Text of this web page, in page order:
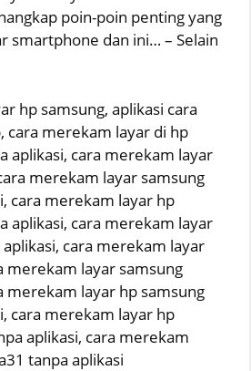
poin-poin penting yang
smartphone dan ini… – Selain
hp samsung, aplikasi cara
cara merekam layar di hp
aplikasi, cara merekam layar
merekam layar samsung
cara merekam layar hp
aplikasi, cara merekam layar
cara merekam layar
merekam layar samsung
merekam layar hp samsung
cara merekam layar hp
aplikasi, cara merekam
tanpa aplikasi